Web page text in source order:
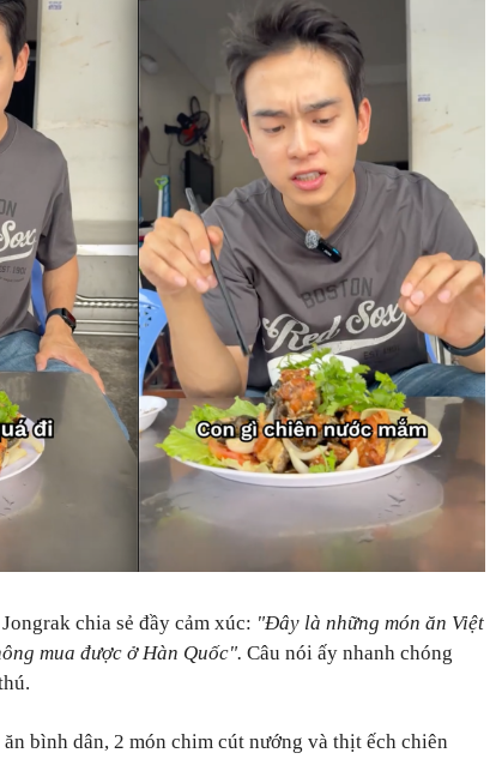
chia sẻ đầy cảm xúc: "Đây là những món ăn Việt
mua được ở Hàn Quốc". Câu nói ấy nhanh chóng
bình dân, 2 món chim cút nướng và thịt ếch chiên